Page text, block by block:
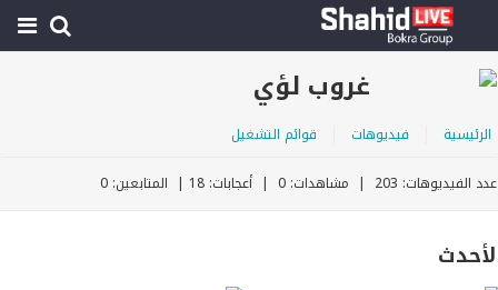
غروب لؤي
الرئيسية فيديوهات
قوائم التشغيل
عدد الفيديوهات: 203 | مشاهدات: 0 | أعجابات: 18 | المتابعين: 0